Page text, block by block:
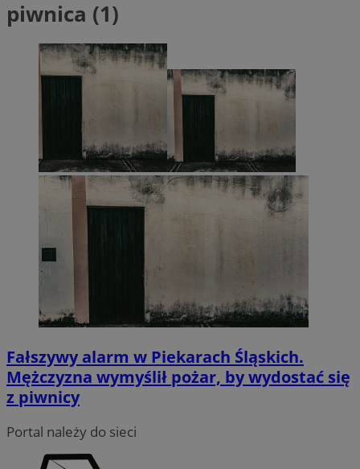
piwnica (1)
Fałszywy alarm w Piekarach Śląskich.
Mężczyzna wymyślił pożar, by wydostać się
z piwnicy
Portal należy do sieci